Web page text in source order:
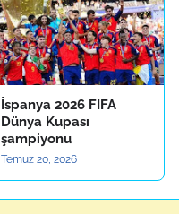
İspanya 2026 FIFA
Dünya Kupası
şampiyonu
Temuz 20, 2026